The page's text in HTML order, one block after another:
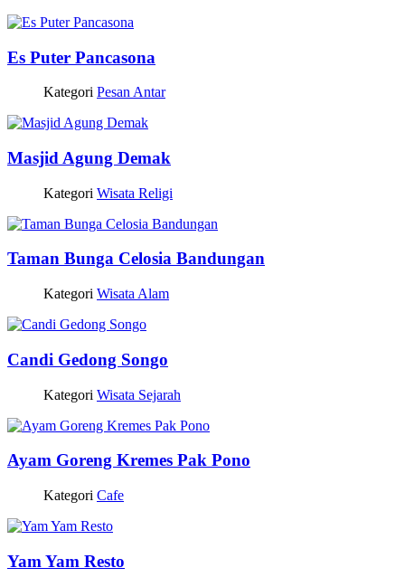
Es Puter Pancasona
Kategori Pesan Antar
Masjid Agung Demak
Kategori Wisata Religi
Taman Bunga Celosia Bandungan
Kategori Wisata Alam
Candi Gedong Songo
Kategori Wisata Sejarah
Ayam Goreng Kremes Pak Pono
Kategori Cafe
Yam Yam Resto